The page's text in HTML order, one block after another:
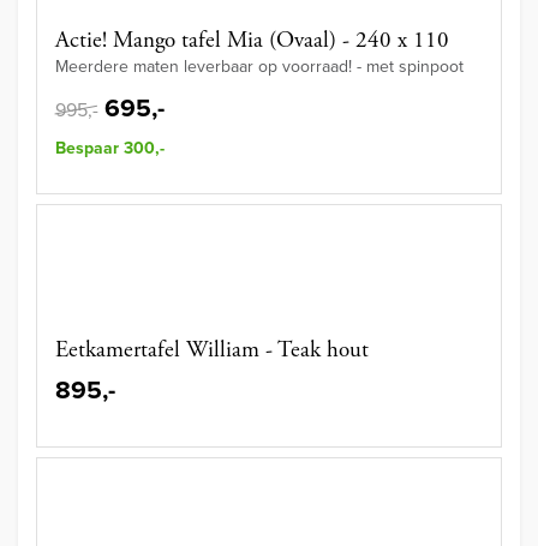
Actie! Mango tafel Mia (Ovaal) - 240 x 110
Meerdere maten leverbaar op voorraad! - met spinpoot
995,- 695,-
Bespaar 300,-
Eetkamertafel William - Teak hout
895,-